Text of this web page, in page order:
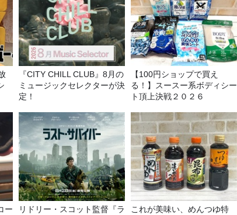
『CITY CHILL CLUB』8月の
ミュージックセレクターが決
定！
【100円ショップで買え
る！】スースー系ボディシー
ト頂上決戦２０２６
ー
リドリー・スコット監督『ラ
これが美味い、めんつゆ特